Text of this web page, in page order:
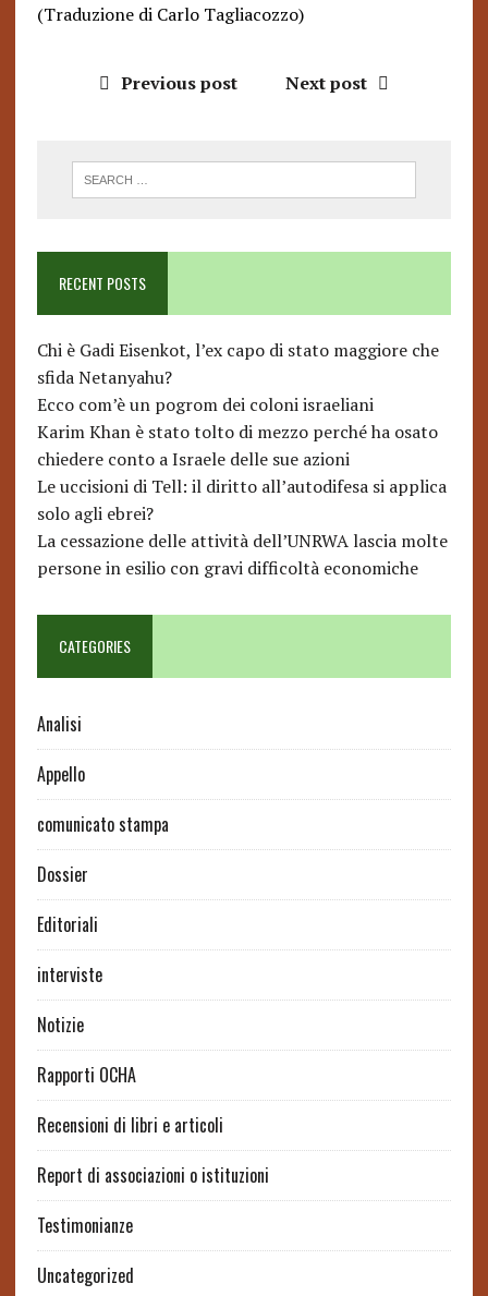
(Traduzione di Carlo Tagliacozzo)
Previous post Next post
RECENT POSTS
Chi è Gadi Eisenkot, l’ex capo di stato maggiore che
sfida Netanyahu?
Ecco com’è un pogrom dei coloni israeliani
Karim Khan è stato tolto di mezzo perché ha osato
chiedere conto a Israele delle sue azioni
Le uccisioni di Tell: il diritto all’autodifesa si applica
solo agli ebrei?
La cessazione delle attività dell’UNRWA lascia molte
persone in esilio con gravi difficoltà economiche
CATEGORIES
Analisi
Appello
comunicato stampa
Dossier
Editoriali
interviste
Notizie
Rapporti OCHA
Recensioni di libri e articoli
Report di associazioni o istituzioni
Testimonianze
Uncategorized